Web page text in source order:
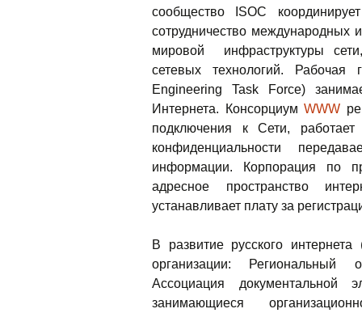
сообщество ISOC
сотрудничество международных
мировой инфраструктуры
сетевых технологий. Рабочая
Engineering Task Force)
Интернета. Консорциум WWW
подключения к Сети,
конфиденциальности
информации. Корпорация по
адресное пространство
устанавливает плату за
В развитие русского
организации: Региональный
Ассоциация документальной
занимающиеся